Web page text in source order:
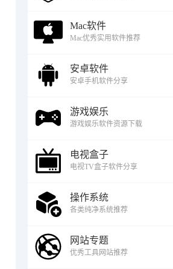
Mac软件
Mac优秀实用软件推荐
安卓软件
安卓手机软件分享
游戏娱乐
游戏娱乐软件资源下载
电视盒子
电视TV盒子软件分享
操作系统
各类纯净系统推荐
网站专题
优秀工具网站推荐